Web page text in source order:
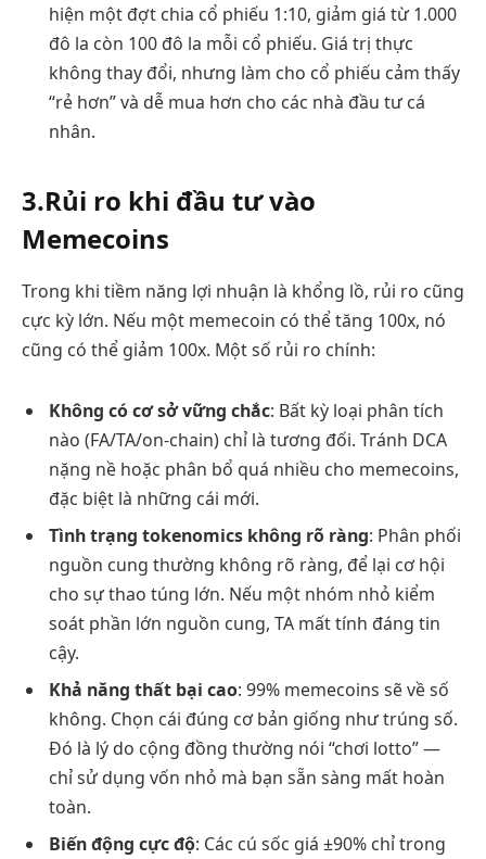
hiện một đợt chia cổ phiếu 1:10, giảm giá từ 1.000
đô la còn 100 đô la mỗi cổ phiếu. Giá trị thực
không thay đổi, nhưng làm cho cổ phiếu cảm thấy
“rẻ hơn” và dễ mua hơn cho các nhà đầu tư cá
nhân.
3.Rủi ro khi đầu tư vào
Memecoins
Trong khi tiềm năng lợi nhuận là khổng lồ, rủi ro cũng
cực kỳ lớn. Nếu một memecoin có thể tăng 100x, nó
cũng có thể giảm 100x. Một số rủi ro chính:
Không có cơ sở vững chắc: Bất kỳ loại phân tích
nào (FA/TA/on-chain) chỉ là tương đối. Tránh DCA
nặng nề hoặc phân bổ quá nhiều cho memecoins,
đặc biệt là những cái mới.
Tình trạng tokenomics không rõ ràng: Phân phối
nguồn cung thường không rõ ràng, để lại cơ hội
cho sự thao túng lớn. Nếu một nhóm nhỏ kiểm
soát phần lớn nguồn cung, TA mất tính đáng tin
cậy.
Khả năng thất bại cao: 99% memecoins sẽ về số
không. Chọn cái đúng cơ bản giống như trúng số.
Đó là lý do cộng đồng thường nói “chơi lotto” —
chỉ sử dụng vốn nhỏ mà bạn sẵn sàng mất hoàn
toàn.
Biến động cực độ: Các cú sốc giá ±90% chỉ trong